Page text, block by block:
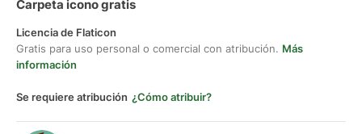
Carpeta icono gratis
Licencia de Flaticon
Gratis para uso personal o comercial con atribución. Más
información
Se requiere atribución ¿Cómo atribuir?